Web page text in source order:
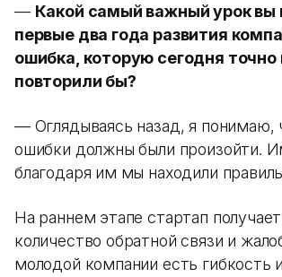
— Какой самый важный урок вы
первые два года развития
ошибка, которую сегодня точно
повторили бы?
— Оглядываясь назад, я понимаю,
ошибки должны были произойти.
благодаря им мы находили
На раннем этапе стартап
количество обратной связи и
молодой компании есть гибкость